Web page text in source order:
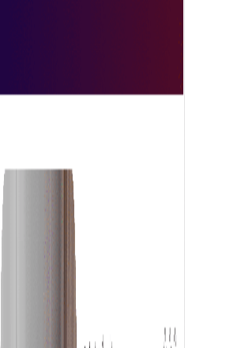
bagi bisnis modern yang ingin
Solusi Tradeics?
bisnis yang mudah dan cepat